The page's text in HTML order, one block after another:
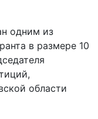
одним из
в размере 10
области